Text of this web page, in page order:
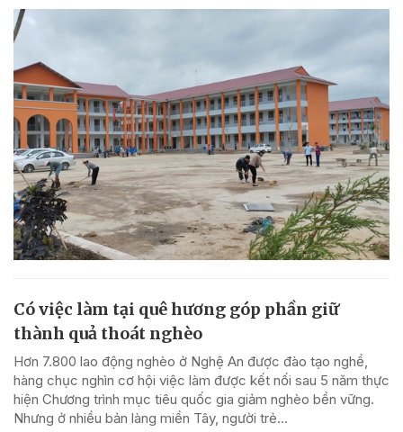
Có việc làm tại quê hương góp phần giữ
thành quả thoát nghèo
Hơn 7.800 lao động nghèo ở Nghệ An được đào tạo nghề,
hàng chục nghìn cơ hội việc làm được kết nối sau 5 năm thực
hiện Chương trình mục tiêu quốc gia giảm nghèo bền vững.
Nhưng ở nhiều bản làng miền Tây, người trẻ...